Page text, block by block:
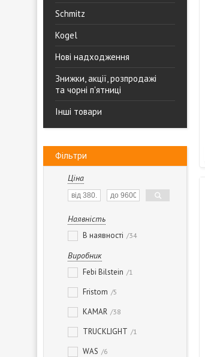
Schmitz
Kogel
Нові надходження
Знижки, акції, розпродажі
та чорні п'ятниці
Інші товари
Фільтри
Ціна
Наявність
В наявності 34
Виробник
Febi Bilstein 1
Fristom 5
KAMAR 38
TRUCKLIGHT 1
WAS 6